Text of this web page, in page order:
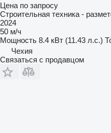
Цена по запросу
Строительная техника -
2024
50 м/ч
Мощность 8.4 кВт (11.43 л.с.)
Чехия
Связаться с продавцом